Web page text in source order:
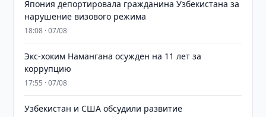
Япония депортировала гражданина Узбекистана за
нарушение визового режима
18:08 · 07/08
​​​​​​​Экс-хоким Намангана осужден на 11 лет за
коррупцию
17:55 · 07/08
Узбекистан и США обсудили развитие